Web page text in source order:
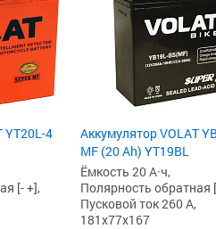
YT20L-4
[- +],
Аккумулятор VOLAT
MF (20 Ah) YT19BL
Ёмкость 20 А·ч,
Полярность обратная
Пусковой ток 260 А,
181x77x167